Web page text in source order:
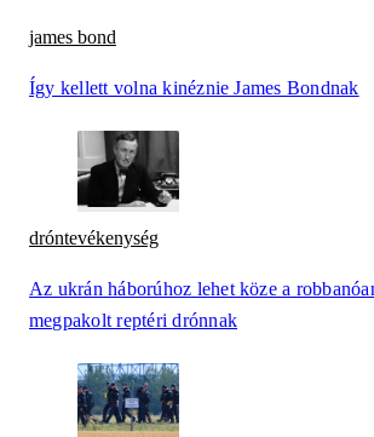
james bond
Így kellett volna kinéznie James Bondnak
dróntevékenység
Az ukrán háborúhoz lehet köze a
megpakolt reptéri drónnak